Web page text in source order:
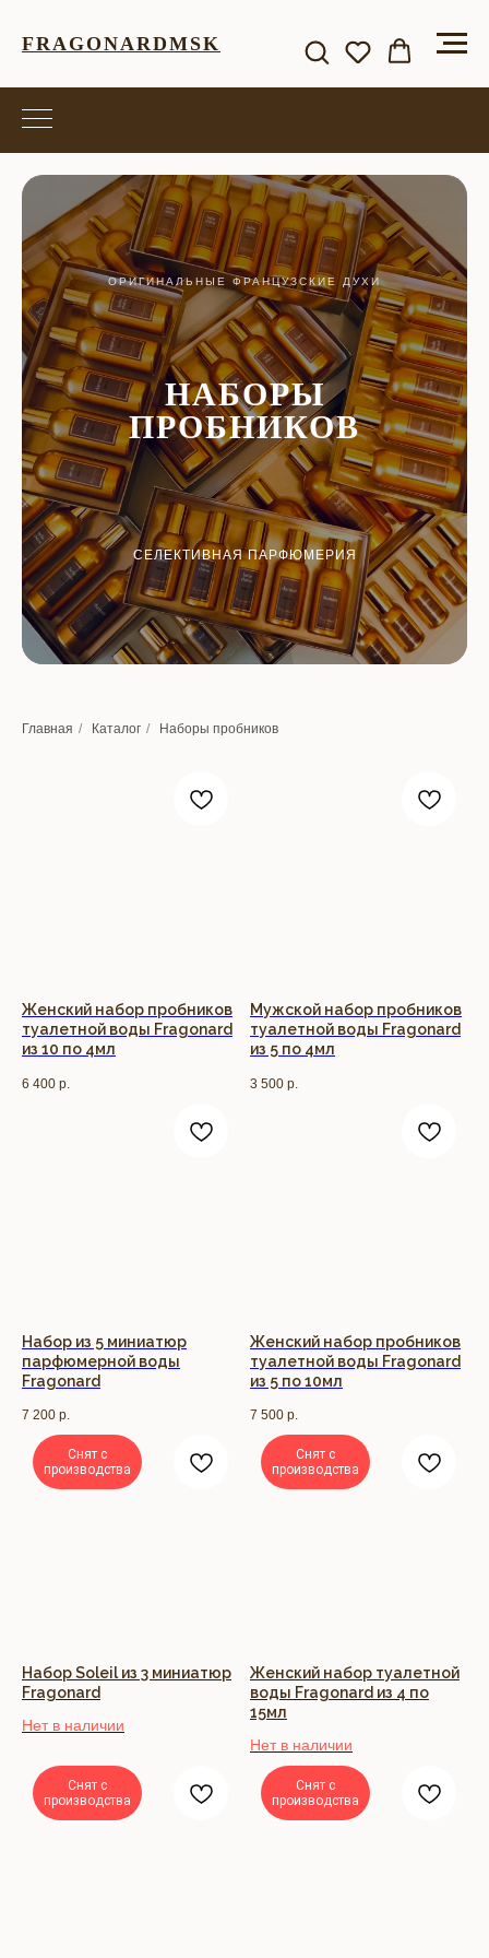
FRAGONARDMSK
НАБОРЫ
ПРОБНИКОВ
ОРИГИНАЛЬНЫЕ ФРАНЦУЗСКИЕ ДУХИ
СЕЛЕКТИВНАЯ ПАРФЮМЕРИЯ
Главная / Каталог / Наборы пробников
Женский набор пробников
туалетной воды Fragonard
из 10 по 4мл
6 400 р.
Мужской набор пробников
туалетной воды Fragonard
из 5 по 4мл
3 500 р.
Набор из 5 миниатюр
парфюмерной воды
Fragonard
7 200 р.
Женский набор пробников
туалетной воды Fragonard
из 5 по 10мл
7 500 р.
Снят с
производства
Набор Soleil из 3 миниатюр
Fragonard
Нет в наличии
Снят с
производства
Женский набор туалетной
воды Fragonard из 4 по
15мл
Нет в наличии
Снят с
производства
Снят с
производства